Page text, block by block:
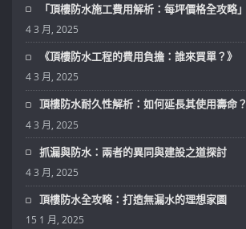
「頂樓防水施工費用解析：每坪價格全攻略」
4 3 月, 2025
《頂樓防水工程的費用負擔：誰來買單？》
4 3 月, 2025
頂樓防水耐久性解析：如何延長其使用壽命？
4 3 月, 2025
抓漏與防水：兩者的異同與建設之道探討
4 3 月, 2025
頂樓防水全攻略：打造無漏水的理想家園
15 1 月, 2025